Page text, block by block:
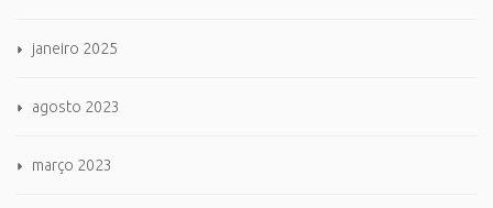
janeiro 2025
agosto 2023
março 2023